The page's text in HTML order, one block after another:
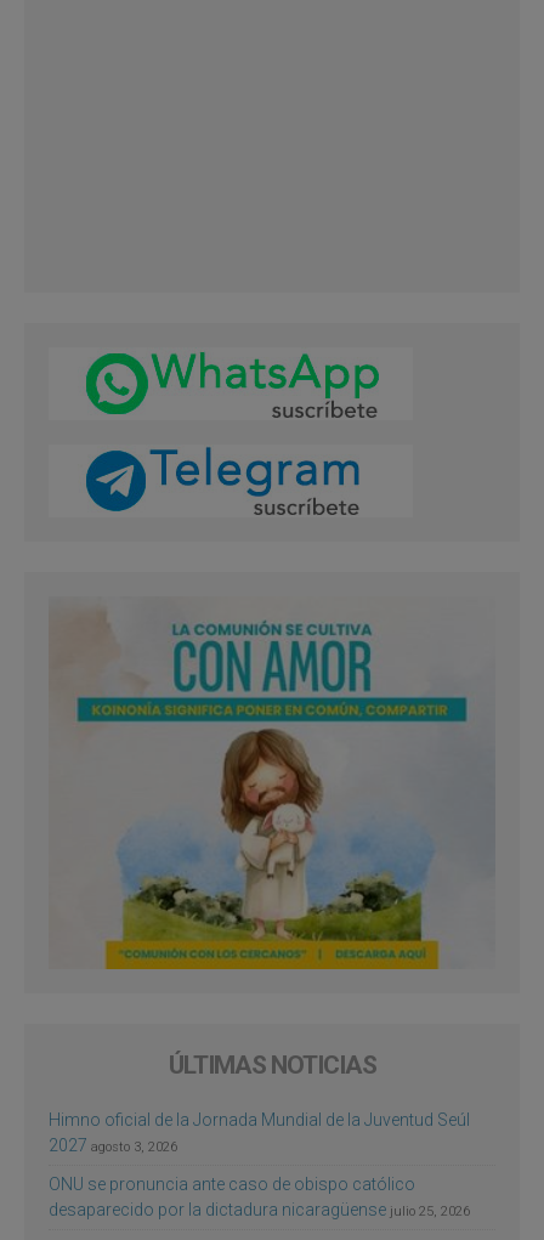
ÚLTIMAS NOTICIAS
Himno oficial de la Jornada Mundial de la Juventud Seúl
2027 agosto 3, 2026
ONU se pronuncia ante caso de obispo católico
desaparecido por la dictadura nicaragüense julio 25, 2026